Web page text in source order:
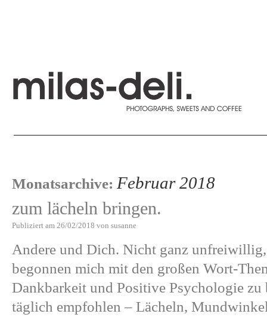
Monatsarchive: Februar 2018
zum lächeln bringen.
Publiziert am 26/02/2018 von susanne
Andere und Dich. Nicht ganz unfreiwillig,
begonnen mich mit den großen Wort-
Dankbarkeit und Positive Psychologie zu
täglich empfohlen – Lächeln,